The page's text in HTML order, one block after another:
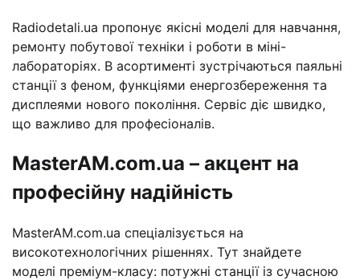
Radiodetali.ua пропонує якісні моделі для навчання,
ремонту побутової техніки і роботи в міні-
лабораторіях. В асортименті зустрічаються паяльні
станції з феном, функціями енергозбереження та
дисплеями нового покоління. Сервіс діє швидко,
що важливо для професіоналів.
MasterAM.com.ua – акцент на
професійну надійність
MasterAM.com.ua спеціалізується на
високотехнологічних рішеннях. Тут знайдете
моделі преміум-класу: потужні станції із сучасною